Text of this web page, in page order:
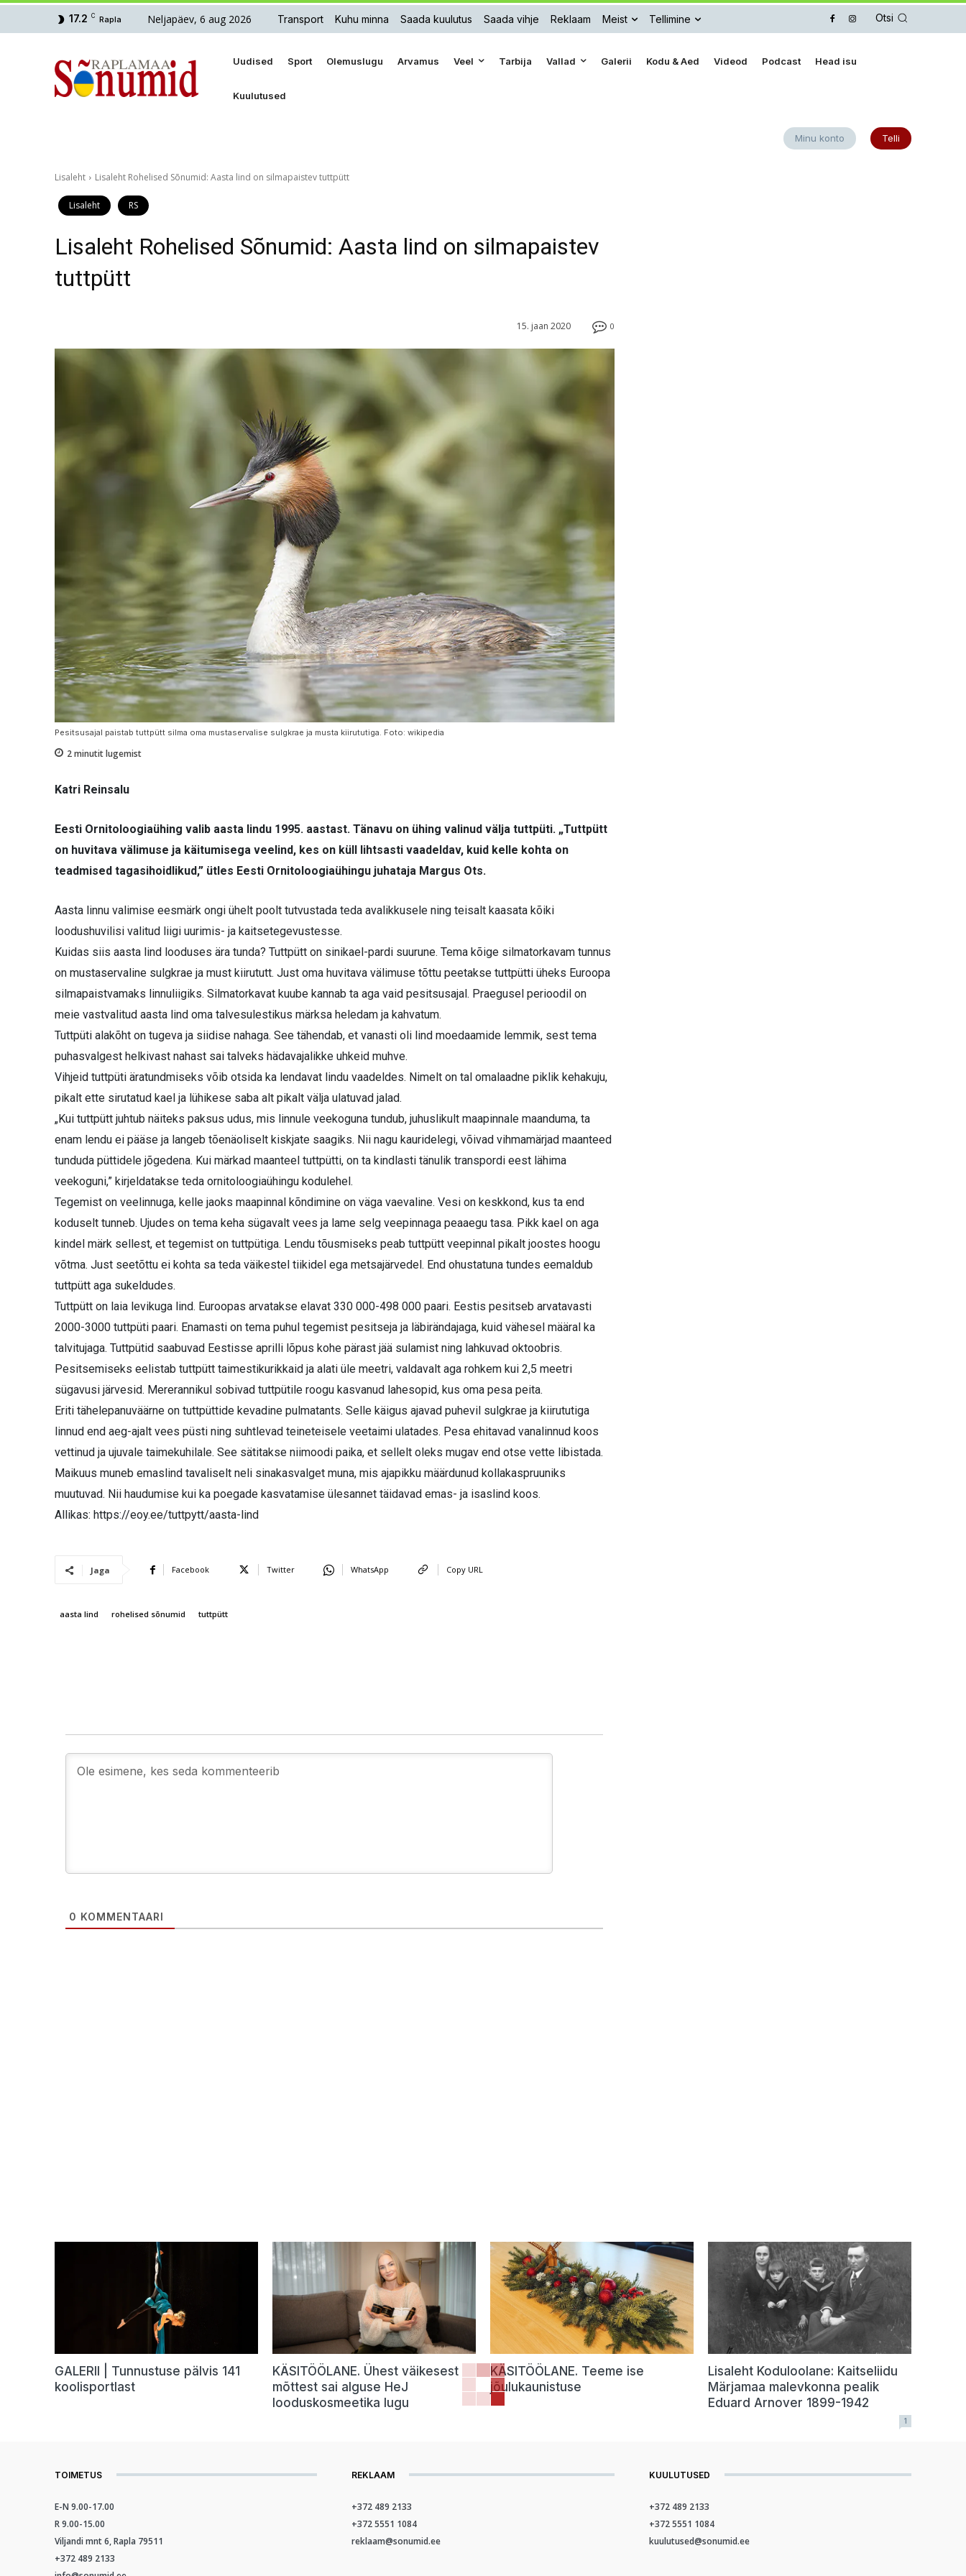
17.2 C Rapla Neljapäev, 6 aug 2026 Transport Kuhu minna Saada kuulutus Saada vihje Reklaam Meist Tellimine Otsi
Uudised Sport Olemuslugu Arvamus Veel Tarbija Vallad Galerii Kodu & Aed Videod Podcast Head isu
Kuulutused
Minu konto Telli
Lisaleht Lisaleht Rohelised Sõnumid: Aasta lind on silmapaistev tuttpütt
Lisaleht RS
Lisaleht Rohelised Sõnumid: Aasta lind on silmapaistev
tuttpütt
0
15. jaan 2020
Pesitsusajal paistab tuttpütt silma oma mustaservalise sulgkrae ja musta kiirututiga. Foto: wikipedia
2minutit lugemist
Katri Reinsalu
Eesti Ornitoloogiaühing valib aasta lindu 1995. aastast. Tänavu on ühing valinud välja tuttpüti. „Tuttpütt
on huvitava välimuse ja käitumisega veelind, kes on küll lihtsasti vaadeldav, kuid kelle kohta on
teadmised tagasihoidlikud,” ütles Eesti Ornitoloogiaühingu juhataja Margus Ots.
Aasta linnu valimise eesmärk ongi ühelt poolt tutvustada teda avalikkusele ning teisalt kaasata kõiki
loodushuvilisi valitud liigi uurimis- ja kaitsetegevustesse.
Kuidas siis aasta lind looduses ära tunda? Tuttpütt on sinikael-pardi suurune. Tema kõige silmatorkavam tunnus
on mustaservaline sulgkrae ja must kiirututt. Just oma huvitava välimuse tõttu peetakse tuttpütti üheks Euroopa
silmapaistvamaks linnuliigiks. Silmatorkavat kuube kannab ta aga vaid pesitsusajal. Praegusel perioodil on
meie vastvalitud aasta lind oma talvesulestikus märksa heledam ja kahvatum.
Tuttpüti alakõht on tugeva ja siidise nahaga. See tähendab, et vanasti oli lind moedaamide lemmik, sest tema
puhasvalgest helkivast nahast sai talveks hädavajalikke uhkeid muhve.
Vihjeid tuttpüti äratundmiseks võib otsida ka lendavat lindu vaadeldes. Nimelt on tal omalaadne piklik kehakuju,
pikalt ette sirutatud kael ja lühikese saba alt pikalt välja ulatuvad jalad.
„Kui tuttpütt juhtub näiteks paksus udus, mis linnule veekoguna tundub, juhuslikult maapinnale maanduma, ta
enam lendu ei pääse ja langeb tõenäoliselt kiskjate saagiks. Nii nagu kauridelegi, võivad vihmamärjad maanteed
tunduda püttidele jõgedena. Kui märkad maanteel tuttpütti, on ta kindlasti tänulik transpordi eest lähima
veekoguni,” kirjeldatakse teda ornitoloogiaühingu kodulehel.
Tegemist on veelinnuga, kelle jaoks maapinnal kõndimine on väga vaevaline. Vesi on keskkond, kus ta end
koduselt tunneb. Ujudes on tema keha sügavalt vees ja lame selg veepinnaga peaaegu tasa. Pikk kael on aga
kindel märk sellest, et tegemist on tuttpütiga. Lendu tõusmiseks peab tuttpütt veepinnal pikalt joostes hoogu
võtma. Just seetõttu ei kohta sa teda väikestel tiikidel ega metsajärvedel. End ohustatuna tundes eemaldub
tuttpütt aga sukeldudes.
Tuttpütt on laia levikuga lind. Euroopas arvatakse elavat 330 000-498 000 paari. Eestis pesitseb arvatavasti
2000-3000 tuttpüti paari. Enamasti on tema puhul tegemist pesitseja ja läbirändajaga, kuid vähesel määral ka
talvitujaga. Tuttpütid saabuvad Eestisse aprilli lõpus kohe pärast jää sulamist ning lahkuvad oktoobris.
Pesitsemiseks eelistab tuttpütt taimestikurikkaid ja alati üle meetri, valdavalt aga rohkem kui 2,5 meetri
sügavusi järvesid. Mererannikul sobivad tuttpütile roogu kasvanud lahesopid, kus oma pesa peita.
Eriti tähelepanuväärne on tuttpüttide kevadine pulmatants. Selle käigus ajavad puhevil sulgkrae ja kiirututiga
linnud end aeg-ajalt vees püsti ning suhtlevad teineteisele veetaimi ulatades. Pesa ehitavad vanalinnud koos
vettinud ja ujuvale taimekuhilale. See sätitakse niimoodi paika, et sellelt oleks mugav end otse vette libistada.
Maikuus muneb emaslind tavaliselt neli sinakasvalget muna, mis ajapikku määrdunud kollakaspruuniks
muutuvad. Nii haudumise kui ka poegade kasvatamise ülesannet täidavad emas- ja isaslind koos.
Allikas: https://eoy.ee/tuttpytt/aasta-lind
Jaga Facebook Twitter WhatsApp Copy URL
aasta lind rohelised sõnumid tuttpütt
0 KOMMENTAARI
GALERII | Tunnustuse pälvis 141
koolisportlast
KÄSITÖÖLANE. Ühest väikesest
mõttest sai alguse HeJ
looduskosmeetika lugu
KÄSITÖÖLANE. Teeme ise
jõulukaunistuse
Lisaleht Koduloolane: Kaitseliidu
Märjamaa malevkonna pealik
Eduard Arnover 1899-1942
1